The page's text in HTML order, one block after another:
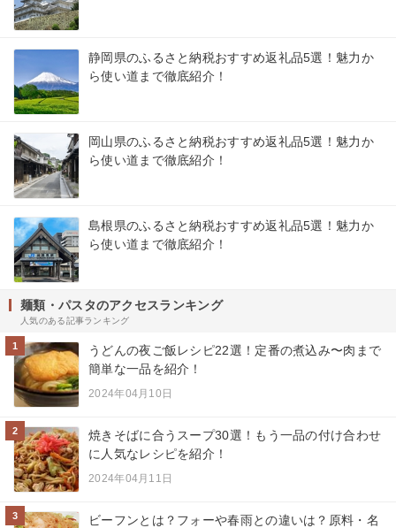
静岡県のふるさと納税おすすめ返礼品5選！魅力か
ら使い道まで徹底紹介！
岡山県のふるさと納税おすすめ返礼品5選！魅力か
ら使い道まで徹底紹介！
島根県のふるさと納税おすすめ返礼品5選！魅力か
ら使い道まで徹底紹介！
麺類・パスタのアクセスランキング
人気のある記事ランキング
1
うどんの夜ご飯レシピ22選！定番の煮込み〜肉まで
簡単な一品を紹介！
2024年04月10日
2
焼きそばに合うスープ30選！もう一品の付け合わせ
に人気なレシピを紹介！
2024年04月11日
3
ビーフンとは？フォーや春雨との違いは？原料・名